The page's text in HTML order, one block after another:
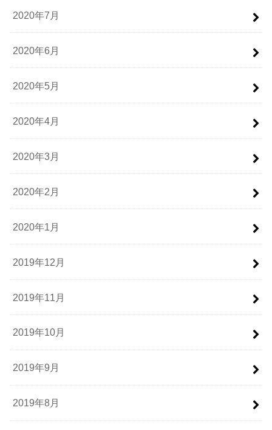
2020年7月
2020年6月
2020年5月
2020年4月
2020年3月
2020年2月
2020年1月
2019年12月
2019年11月
2019年10月
2019年9月
2019年8月